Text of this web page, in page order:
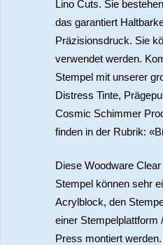
Lino Cuts. Sie
das garantiert
Präzisionsdruck. Sie
verwendet werden.
Stempel mit unserer
Distress Tinte,
Cosmic Schimmer
finden in der Rubrik:
Diese Woodware
Stempel können sehr
Acrylblock, den
einer Stempelplattform
Press montiert